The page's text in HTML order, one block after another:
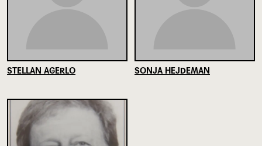
STELLAN AGERLO SONJA HEJDEMAN